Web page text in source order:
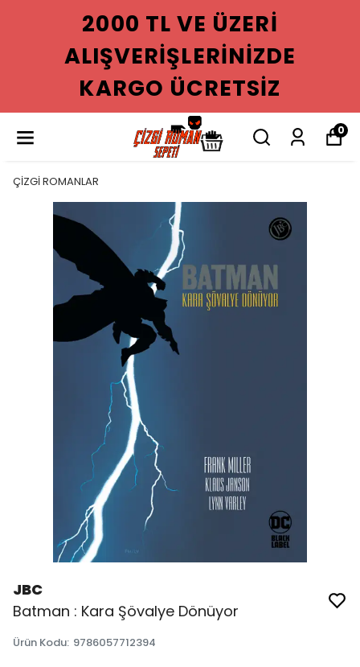
2000 TL VE ÜZERI
ALIŞVERIŞLERINIZDE
KARGO ÜCRETSIZ
0
ÇİZGİ ROMANLAR
JBC
Batman : Kara Şövalye Dönüyor
Ürün Kodu: 9786057712394